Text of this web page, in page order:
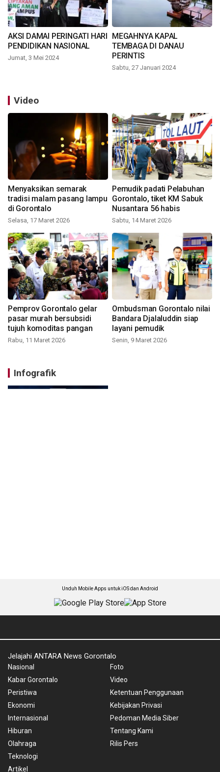
AKSI DAMAI PERINGATI HARI
PENDIDIKAN NASIONAL
Jumat, 3 Mei 2024
MEGAHNYA KAPAL
TEMBAGA DI DANAU
PERINTIS
Sabtu, 27 Januari 2024
Video
Menyaksikan semarak
tradisi malam pasang lampu
di Gorontalo
Selasa, 17 Maret 2026
Pemudik padati Pelabuhan
Gorontalo, tiket KM Sabuk
Nusantara 56 habis
Sabtu, 14 Maret 2026
Pemprov Gorontalo gelar
pasar murah bersubsidi
tujuh komoditas pangan
Rabu, 11 Maret 2026
Ombudsman Gorontalo nilai
Bandara Djalaluddin siap
layani pemudik
Senin, 9 Maret 2026
Infografik
Unduh Mobile Apps untuk iOS dan Android
Jelajahi ANTARA News Gorontalo
Nasional
Kabar Gorontalo
Peristiwa
Ekonomi
Internasional
Hiburan
Olahraga
Teknologi
Artikel
Foto
Video
Ketentuan Penggunaan
Kebijakan Privasi
Pedoman Media Siber
Tentang Kami
Rilis Pers